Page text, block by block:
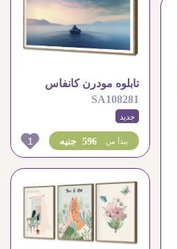
تابلوه مودرن كانفاس
بتصميم احجار متوازنة
SA108281
جديد
596 جنيه يبدأ من 1